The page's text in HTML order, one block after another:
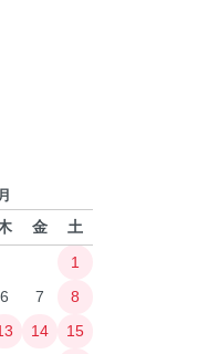
金
土
1
6 7
8
14
15